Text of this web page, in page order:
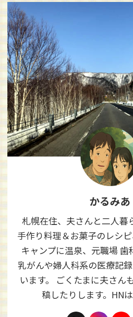
かるみあ
札幌在住、夫さんと二人暮
手作り料理＆お菓子のレシ
キャンプに温泉、元職場 歯
乳がんや婦人科系の医療記
います。 ごくたまに夫さん
稿したりします。HNは